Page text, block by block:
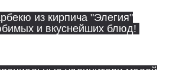
из кирпича "Элегия"
и вкуснейших блюд!